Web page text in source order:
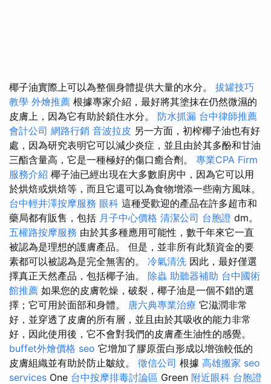
椰子油實際上可以為整個身體提供大量的水分。 拔罐技巧
教學 外燴推薦 根據專家介紹，最好將其塗抹在仍然微濕的
皮膚上，因為它有助於鎖住水分。 防水抓漏 台中律師推薦
會計公司 網路行銷 音波拉皮 另一方面，初榨椰子油也有好
處，因為研究表明它可以減少炎症，並且由於其多酚和甘油
三酯含量高，它是一種極好的傷口癒合劑。 專業CPA Firm
服務介紹 椰子油已經出現在大多數廚房中，因為它可以用
於烘焙或烘焙等，而且它還可以為食物增添一些南方風味。
台中輕井澤按摩服務 眼科 這種受歡迎的產品在許多超市和
藥局都有販售，包括 月子中心價格 清潔公司 台胞證 dm。
五權路按摩服務 由於其多種應用可能性，數千年來它一直
被認為是理想的護膚產品。 但是，並非所有此類資金的要
素都可以被認為是完全無害的。 冷氣清洗 因此，最好僅選
擇真正天然產品，包括椰子油。 除蟲 助聽器補助 台中國術
館推薦 如果您的皮膚乾燥，破裂，椰子油是一個不錯的選
擇；它可用於面部和身體。 唐六典專業治療 它滋潤非常
好，並穿透了皮膚的所有層，並且由於其吸收的能力非常
好，因此使用後，它不會對我們的皮膚產生油性的感覺。
buffet外燴價格 seo 它增加了膠原蛋白形成以增強較低的
皮膚組織並有助於防止皺紋。 徵信公司 根據 高雄搬家 seo
services One 台中按摩排毒討論區 Green 附近眼科 台胞證